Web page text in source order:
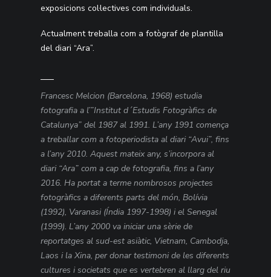
exposicions col·lectives com individuals.
Actualment treballa com a fotògraf de plantilla
del diari “Ara”.
Francesc Melcion (Barcelona, 1968) estudia
fotografia a l’”Institut d´Estudis Fotogràfics de
Catalunya” del 1987 al 1991. L’any 1991 comença
a treballar com a fotoperiodista al diari “Avui”, fins
a l’any 2010. Aquest mateix any, s’incorpora al
diari “Ara” com a cap de fotografia, fins a l’any
2016. Ha portat a terme nombrosos projectes
fotogràfics a diferents parts del món, Bolívia
(1992), Varanasi (Índia 1997-1998) i el Senegal
(1999). L’any 2000 va iniciar una sèrie de
reportatges al sud-est asiàtic, Vietnam, Cambodja,
Laos i la Xina, per donar testimoni de les diferents
cultures i societats que es vertebren al llarg del riu